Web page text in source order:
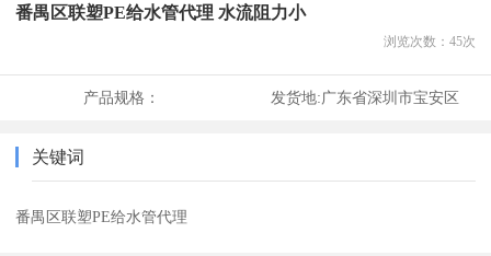
番禺区联塑PE给水管代理 水流阻力小
浏览次数： 45次
产品规格： 发货地:广东省深圳市宝安区
关键词
番禺区联塑PE给水管代理